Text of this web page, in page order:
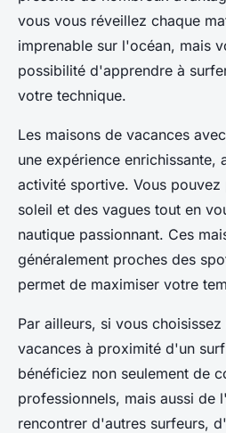
vous vous réveillez chaque
imprenable sur l'océan, mais
possibilité d'apprendre à
votre technique.
Les maisons de vacances
une expérience enrichissante,
activité sportive. Vous
soleil et des vagues tout en
nautique passionnant. Ces
généralement proches des
permet de maximiser votre
Par ailleurs, si vous choisissez
vacances à proximité d'un
bénéficiez non seulement de
professionnels, mais aussi de
rencontrer d'autres surfeurs,